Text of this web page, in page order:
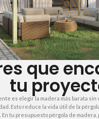
que
tu
es elegir la madera más barata
Esto reduce la vida útil de la
tu presupuesto pérgola de madera,